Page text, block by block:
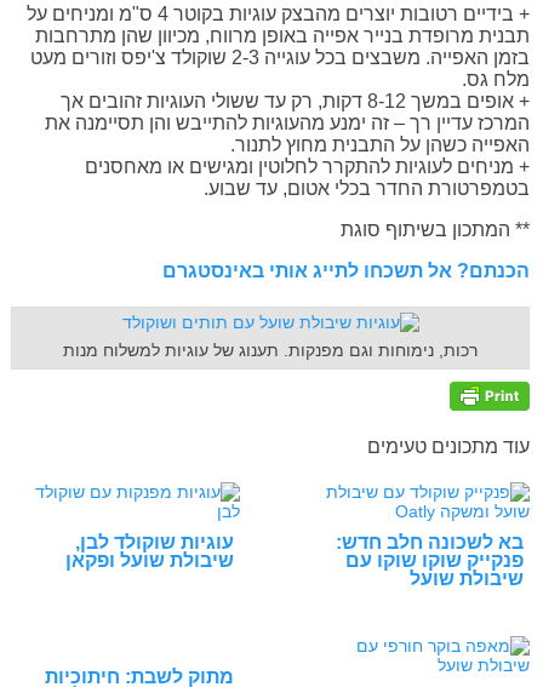
+ בידיים רטובות יוצרים מהבצק עוגיות בקוטר 4 ס"מ ומניחים על
תבנית מרופדת בנייר אפייה באופן מרווח, מכיוון שהן מתרחבות
בזמן האפייה. משבצים בכל עוגייה 2-3 שוקולד צ'יפס וזורים מעט
מלח גס.
+ אופים במשך 8-12 דקות, רק עד ששולי העוגיות זהובים אך
המרכז עדיין רך – זה ימנע מהעוגיות להתייבש והן תסיימנה את
האפייה כשהן על התבנית מחוץ לתנור.
+ מניחים לעוגיות להתקרר לחלוטין ומגישים או מאחסנים
בטמפרטורת החדר בכלי אטום, עד שבוע.
** המתכון בשיתוף סוגת
הכנתם? אל תשכחו לתייג אותי באינסטגרם
רכות, נימוחות וגם מפנקות. תענוג של עוגיות למשלוח מנות
עוד מתכונים טעימים
בא לשכונה חלב חדש:
פנקייק שוקו שוקו עם
שיבולת שועל
עוגיות שוקולד לבן,
שיבולת שועל ופקאן
מתוק לשבת: חיתוכיות